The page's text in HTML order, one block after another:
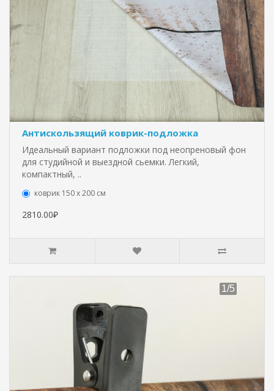
Антискользящий коврик-подложка
Идеальный вариант подложки под неопреновый фон
для студийной и выездной сьемки. Легкий,
компактный, ..
коврик 150 х 200 см
2810.00₽